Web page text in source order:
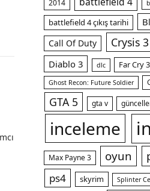
2014
battlefield 4 çıkış tarihi
Call Of Duty Crysis 3
Diablo 3 dlc Far Cry 3
Ghost Recon: Future Soldier
GTA 5 gta v
inceleme
Max Payne 3 oyun
ps4 skyrim Splinter